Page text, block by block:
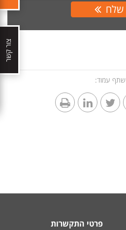
שלח
שתף עמוד:
פרטי התקשרות
צור קשר